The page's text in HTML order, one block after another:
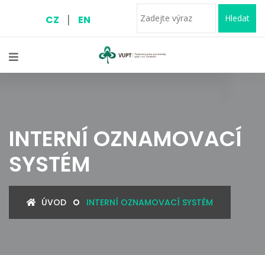
CZ | EN Hledat
INTERNÍ OZNAMOVACÍ
SYSTÉM
ÚVOD INTERNÍ OZNAMOVACÍ SYSTÉM